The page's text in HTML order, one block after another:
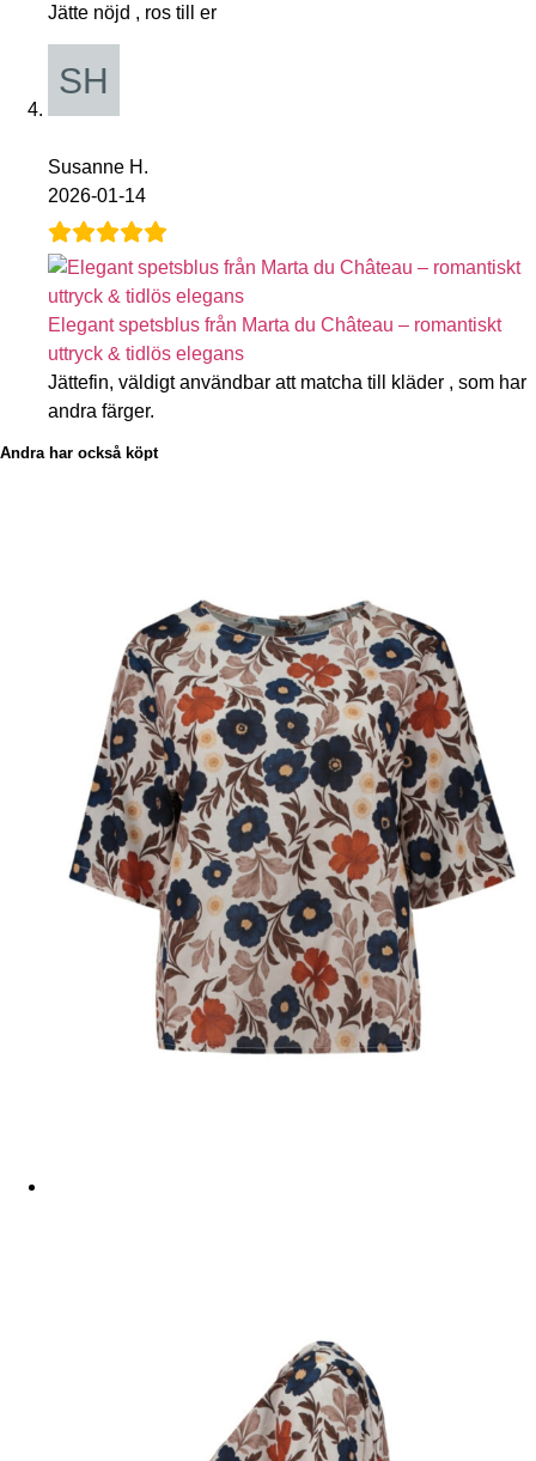
Jätte nöjd , ros till er
Susanne H.
2026-01-14
Elegant spetsblus från Marta du Château – romantiskt
uttryck & tidlös elegans
Jättefin, väldigt användbar att matcha till kläder , som har
andra färger.
Andra har också köpt